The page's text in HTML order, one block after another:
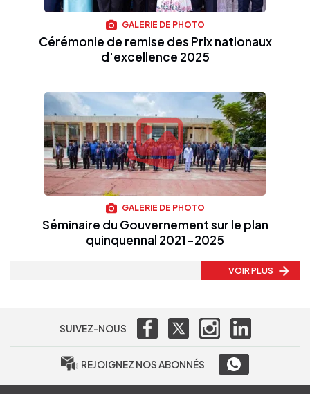
GALERIE DE PHOTO
Cérémonie de remise des Prix nationaux
d'excellence 2025
GALERIE DE PHOTO
Séminaire du Gouvernement sur le plan
quinquennal 2021-2025
VOIR PLUS
SUIVEZ-NOUS
REJOIGNEZ NOS ABONNÉS